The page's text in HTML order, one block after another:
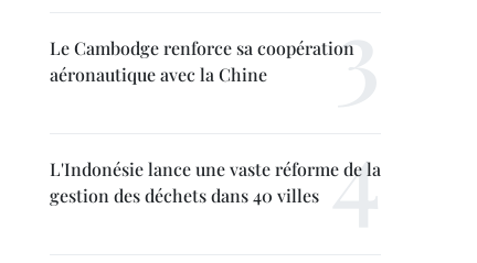
Le Cambodge renforce sa coopération
aéronautique avec la Chine
L'Indonésie lance une vaste réforme de la
gestion des déchets dans 40 villes